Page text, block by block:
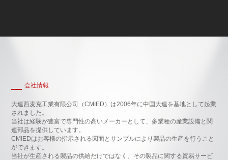
会社情報
大連西麦克工業有限公司（CMIED）は2006年に中国大連を基地として起業
されました。
当社は経験が豊富で専門性の高いメーカーとして、多業種の産業設備と関
連部品を提供しています。
CMIEDはお客様の指示される図面とサンプルにより製品の生産を行うこと
ができます。
当社が生産される製品の供給だけではなく、その製品に関する貿易サービ